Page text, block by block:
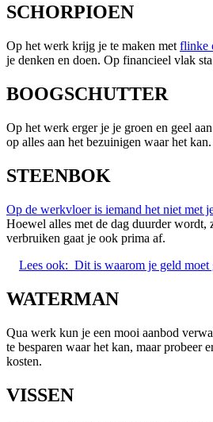
SCHORPIOEN
Op het werk krijg je te maken met flinke
je denken en doen. Op financieel vlak
BOOGSCHUTTER
Op het werk erger je je groen en geel
op alles aan het bezuinigen waar het
STEENBOK
Op de werkvloer is iemand het niet met
Hoewel alles met de dag duurder wordt,
verbruiken gaat je ook prima af.
Lees ook: Dit is waarom je geld
WATERMAN
Qua werk kun je een mooi aanbod
te besparen waar het kan, maar probeer
kosten.
VISSEN